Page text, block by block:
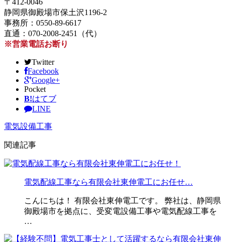
静岡県御殿場市保土沢1196-2
事務所：0550-89-6617
直通：070-2008-2451（代）
※営業電話お断り
Twitter
Facebook
Google+
Pocket
B!はてブ
LINE
電気設備工事
関連記事
電気配線工事なら有限会社東伸電工にお任せ…
こんにちは！ 有限会社東伸電工です。 弊社は、静岡県
御殿場市を拠点に、受変電設備工事や電気配線工事を
…